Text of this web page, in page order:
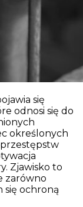
się
odnosi się do
określonych
Zjawisko to
zarówno
się ochroną